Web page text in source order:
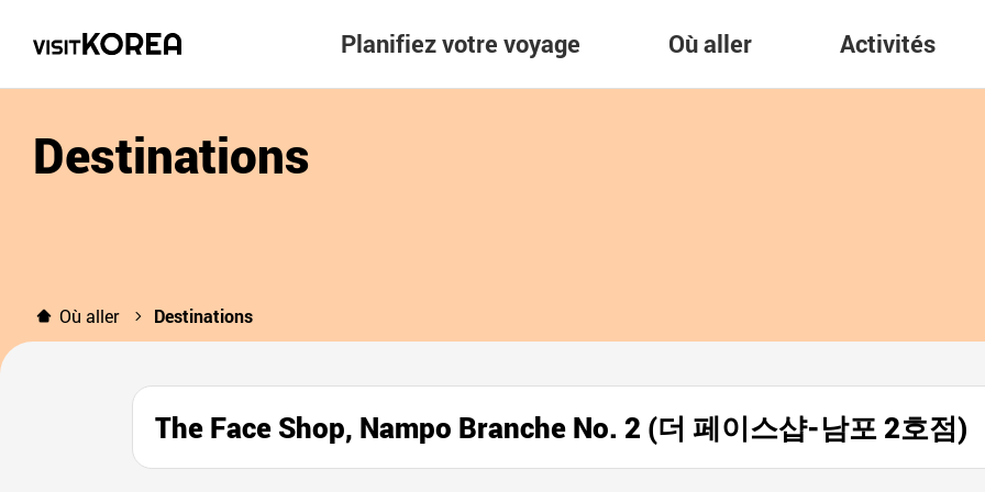
Planifiez votre voyage Où aller Activités
Destinations
Où aller Destinations
The Face Shop, Nampo Branche No. 2 (더 페이스샵-남포 2호점)